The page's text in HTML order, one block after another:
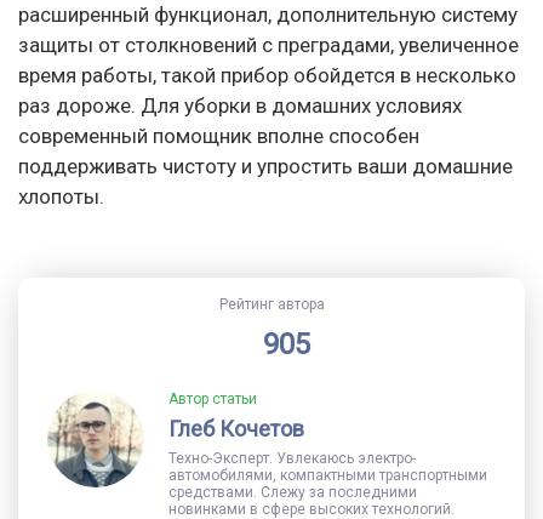
расширенный функционал, дополнительную систему
защиты от столкновений с преградами, увеличенное
время работы, такой прибор обойдется в несколько
раз дороже. Для уборки в домашних условиях
современный помощник вполне способен
поддерживать чистоту и упростить ваши домашние
хлопоты.
Рейтинг автора
905
Автор статьи
Глеб Кочетов
Техно-Эксперт. Увлекаюсь электро-
автомобилями, компактными транспортными
средствами. Слежу за последними
новинками в сфере высоких технологий.